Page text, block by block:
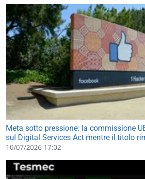
Meta sotto pressione: la commissione
sul Digital Services Act mentre il titolo
10/07/2026 17:02